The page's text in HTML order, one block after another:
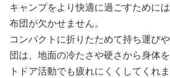
キャンプをより快適に過ごすために
布団が欠かせません。
コンパクトに折りたためて持ち運び
団は、地面の冷たさや硬さから身体
トドア活動でも疲れにくくしてくれま